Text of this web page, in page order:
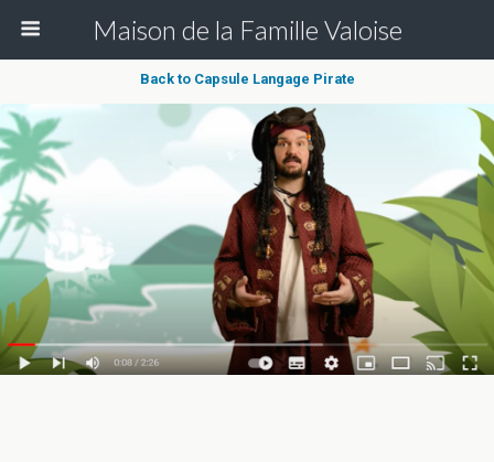
Maison de la Famille Valoise
Back to Capsule Langage Pirate